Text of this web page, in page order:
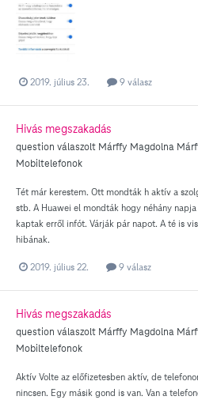
2019. július 23. 9 válasz
Hivás megszakadás
question válaszolt Márffy Magdolna
Mobiltelefonok
Tét már kerestem. Ott mondták h aktív a
stb. A Huawei el mondták hogy néhány
kaptak erről infót. Várják pár napot. A té is
hibának.
2019. július 22. 9 válasz
Hivás megszakadás
question válaszolt Márffy Magdolna
Mobiltelefonok
Aktív Volte az előfizetesben aktív, de
nincsen. Egy másik gond is van. Van a